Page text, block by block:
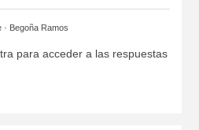
· Begoña Ramos
para acceder a las respuestas